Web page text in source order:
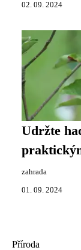
02. 09. 2024
Udržte
zahrada
01. 09. 2024
Příroda